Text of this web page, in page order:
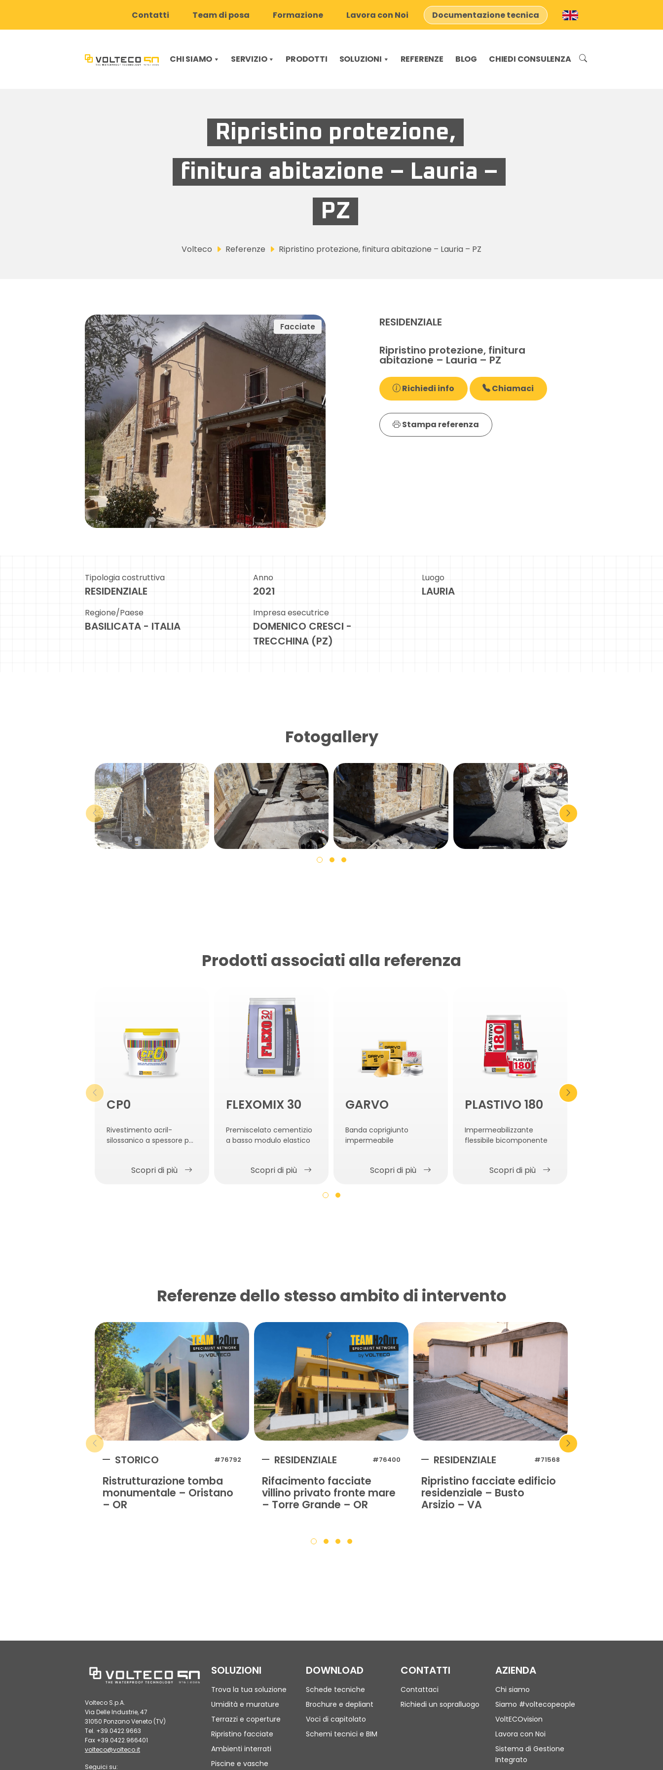
Contatti Team di posa Formazione Lavora con Noi Documentazione tecnica
CHI SIAMO SERVIZIO PRODOTTI SOLUZIONI REFERENZE BLOG CHIEDI CONSULENZA
Ripristino protezione,
finitura abitazione – Lauria –
PZ
Volteco Referenze Ripristino protezione, finitura abitazione – Lauria – PZ
Facciate RESIDENZIALE
Ripristino protezione, finitura
abitazione – Lauria – PZ
Richiedi info Chiamaci
Stampa referenza
Tipologia costruttiva
RESIDENZIALE
Anno
2021
Luogo
LAURIA
Regione/Paese
BASILICATA - ITALIA
Impresa esecutrice
DOMENICO CRESCI -
TRECCHINA (PZ)
Fotogallery
Prodotti associati alla referenza
CP0
Rivestimento acril-
silossanico a spessore per
idrorepellenza
Scopri di più
FLEXOMIX 30
Premiscelato cementizio
a basso modulo elastico
Scopri di più
GARVO
Banda coprigiunto
impermeabile
Scopri di più
PLASTIVO 180
Impermeabilizzante
flessibile bicomponente
Scopri di più
Referenze dello stesso ambito di intervento
STORICO #76792
Ristrutturazione tomba
monumentale – Oristano
– OR
RESIDENZIALE #76400
Rifacimento facciate
villino privato fronte mare
– Torre Grande – OR
RESIDENZIALE #71568
Ripristino facciate edificio
residenziale – Busto
Arsizio – VA
Volteco S.p.A.
Via Delle Industrie, 47
31050 Ponzano Veneto (TV)
Tel. +39.0422.9663
Fax +39.0422.966401
volteco@volteco.it
Seguici su:
SOLUZIONI
Trova la tua soluzione
Umidità e murature
Terrazzi e coperture
Ripristino facciate
Ambienti interrati
Piscine e vasche
DOWNLOAD
Schede tecniche
Brochure e depliant
Voci di capitolato
Schemi tecnici e BIM
CONTATTI
Contattaci
Richiedi un sopralluogo
AZIENDA
Chi siamo
Siamo #voltecopeople
VoltECOvision
Lavora con Noi
Sistema di Gestione
Integrato